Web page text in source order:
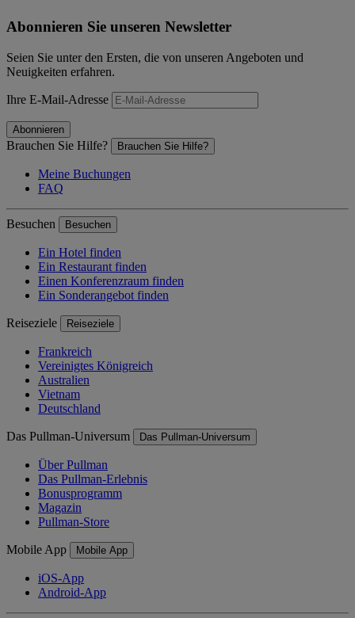
Abonnieren Sie unseren Newsletter
Seien Sie unter den Ersten, die von unseren Angeboten und
Neuigkeiten erfahren.
Ihre E-Mail-Adresse
Abonnieren
Brauchen Sie Hilfe? Brauchen Sie Hilfe?
Meine Buchungen
FAQ
Besuchen Besuchen
Ein Hotel finden
Ein Restaurant finden
Einen Konferenzraum finden
Ein Sonderangebot finden
Reiseziele Reiseziele
Frankreich
Vereinigtes Königreich
Australien
Vietnam
Deutschland
Das Pullman-Universum Das Pullman-Universum
Über Pullman
Das Pullman-Erlebnis
Bonusprogramm
Magazin
Pullman-Store
Mobile App Mobile App
iOS-App
Android-App